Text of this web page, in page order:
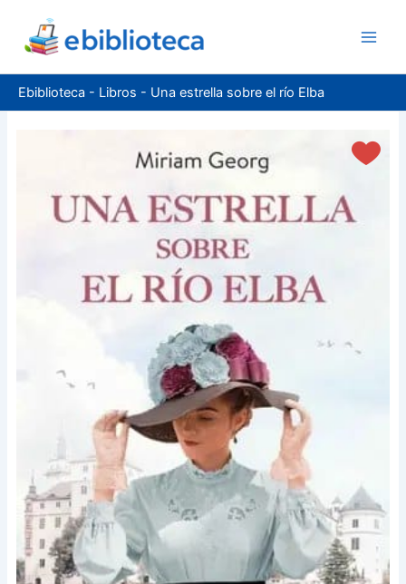
contenido
Ebiblioteca - Libros - Una estrella sobre el río Elba